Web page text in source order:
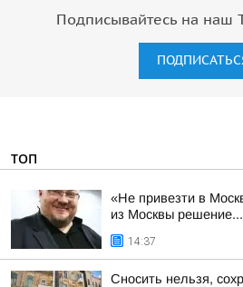
Подписывайтесь на наш
ТОП
«Не привезти в
из Москвы
14:37
Сносить нельзя,